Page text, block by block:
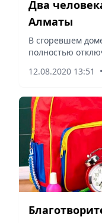
Два
Алматы
В сгоревшем
полностью
12.08.2020 13:51
•